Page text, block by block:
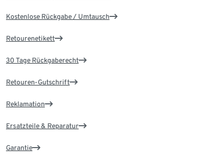
Kostenlose Rückgabe / Umtausch
Retourenetikett
30 Tage Rückgaberecht
Retouren-Gutschrift
Reklamation
Ersatzteile & Reparatur
Garantie